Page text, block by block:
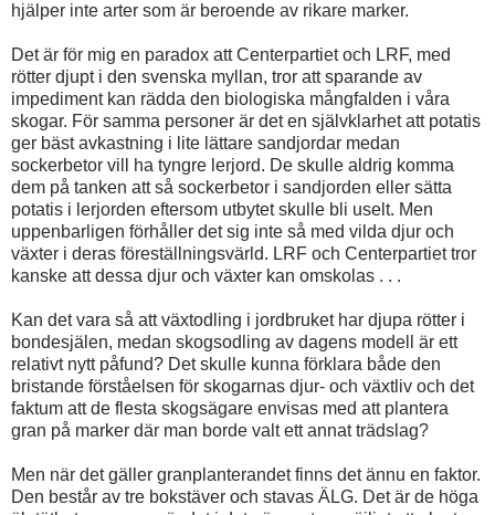
hjälper inte arter som är beroende av rikare marker.
Det är för mig en paradox att Centerpartiet och LRF, med
rötter djupt i den svenska myllan, tror att sparande av
impediment kan rädda den biologiska mångfalden i våra
skogar. För samma personer är det en självklarhet att potatis
ger bäst avkastning i lite lättare sandjordar medan
sockerbetor vill ha tyngre lerjord. De skulle aldrig komma
dem på tanken att så sockerbetor i sandjorden eller sätta
potatis i lerjorden eftersom utbytet skulle bli uselt. Men
uppenbarligen förhåller det sig inte så med vilda djur och
växter i deras föreställningsvärld. LRF och Centerpartiet tror
kanske att dessa djur och växter kan omskolas . . .
Kan det vara så att växtodling i jordbruket har djupa rötter i
bondesjälen, medan skogsodling av dagens modell är ett
relativt nytt påfund? Det skulle kunna förklara både den
bristande förståelsen för skogarnas djur- och växtliv och det
faktum att de flesta skogsägare envisas med att plantera
gran på marker där man borde valt ett annat trädslag?
Men när det gäller granplanterandet finns det ännu en faktor.
Den består av tre bokstäver och stavas ÄLG. Det är de höga